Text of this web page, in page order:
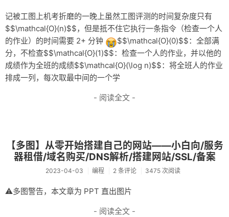
记被工图上机考折磨的一晚上虽然工图评测的时间复杂度只有
$$\mathcal{O}(n)$$，但是抵不住它执行一条指令（检查一个人
的作业）的时间需要 2+ 分钟
$$\mathcal{O}(0)$$：全部满
分，不检查$$\mathcal{O}(1)$$：检查一个人的作业，并以他的
成绩作为全班的成绩$$\mathcal{O}(\log n)$$：将全班人的作业
排成一列，每次取最中间的一个学
- 阅读全文 -
【多图】从零开始搭建自己的网站——小白向/服务
器租借/域名购买/DNS解析/搭建网站/SSL/备案
2023-04-03 编程 2 条评论 3475 次阅读
⚠多图警告，本文章为 PPT 直出图片
- 阅读全文 -